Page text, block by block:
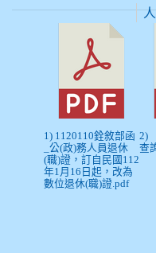
1) 1120110銓敘部函
_公(政)務人員退休
(職)證，訂自民國112
年1月16日起，改為
數位退休(職)證.pdf
2)
查